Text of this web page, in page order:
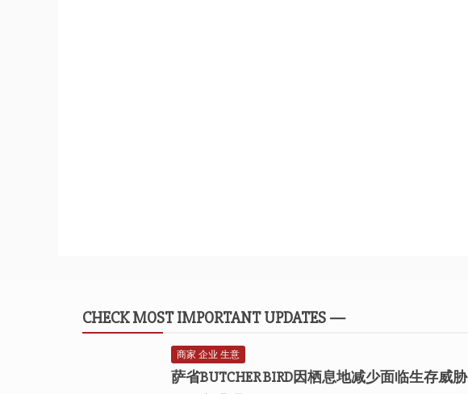
CHECK MOST IMPORTANT UPDATES —
商家 企业 生意
萨省BUTCHER BIRD因栖息地减少面临生存威胁